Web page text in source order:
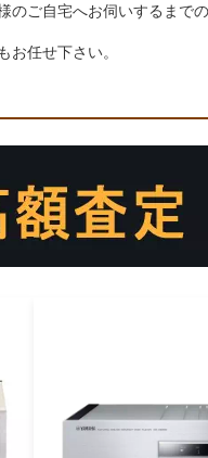
のご自宅へお伺いするまで
お任せ下さい。